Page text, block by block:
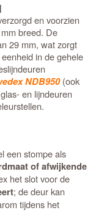
en voorzien
breed. De
29 mm, wat zorgt
in de gehele
NDB950(ook
en lijndeuren
een stompe als
of afwijkende
het slot voor de
; de deur kan
tijdens het